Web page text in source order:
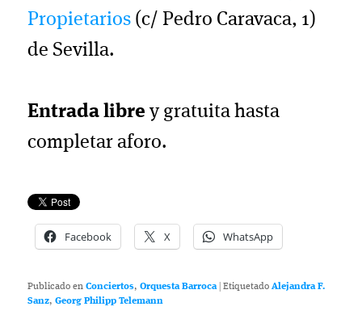
Propietarios (c/ Pedro Caravaca, 1)
de Sevilla.
Entrada libre y gratuita hasta
completar aforo.
Facebook X WhatsApp
Publicado en Conciertos,Orquesta Barroca |Etiquetado Alejandra F.
Sanz,Georg Philipp Telemann